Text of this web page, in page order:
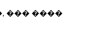
��� ����